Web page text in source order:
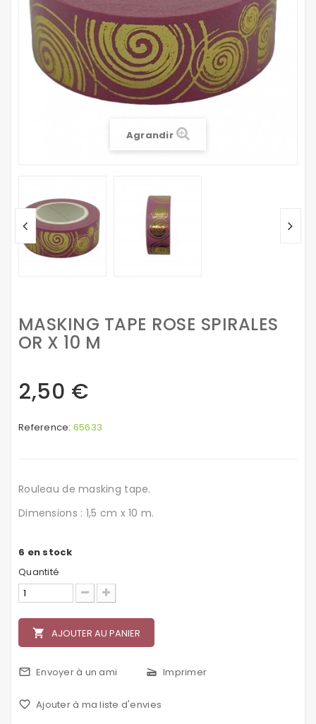
Agrandir
MASKING TAPE ROSE SPIRALES
OR X 10 M
2,50 €
Reference: 65633
Rouleau de masking tape.
Dimensions : 1,5 cm x 10 m.
6 en stock
Quantité
local_grocery_store AJOUTER AU PANIER
mail_outline Envoyer à un ami scanner Imprimer
favorite_border Ajouter à ma liste d'envies